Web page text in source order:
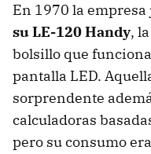
En 1970 la empresa
su LE-120 Handy,
bolsillo que
pantalla LED.
sorprendente
calculadoras
pero su consumo